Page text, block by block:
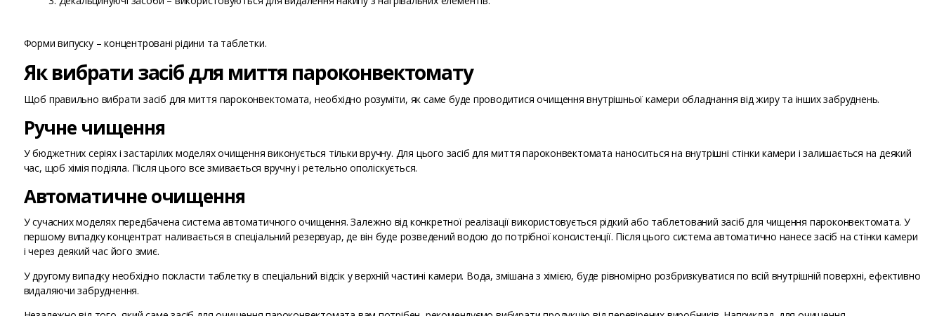
Форми випуску – концентровані рідини та таблетки.
Як вибрати засіб для миття пароконвектомату
Щоб правильно вибрати засіб для миття пароконвектомата, необхідно розуміти, як саме буде проводитися очищення внутрішньої камери обладнання від жиру та інших забруднень.
Ручне чищення
У бюджетних серіях і застарілих моделях очищення виконується тільки вручну. Для цього засіб для миття пароконвектомата наноситься на внутрішні стінки камери і залишається на деякий
час, щоб хімія подіяла. Після цього все змивається вручну і ретельно ополіскується.
Автоматичне очищення
У сучасних моделях передбачена система автоматичного очищення. Залежно від конкретної реалізації використовується рідкий або таблетований засіб для чищення пароконвектомата. У
першому випадку концентрат наливається в спеціальний резервуар, де він буде розведений водою до потрібної консистенції. Після цього система автоматично нанесе засіб на стінки камери
і через деякий час його змиє.
У другому випадку необхідно покласти таблетку в спеціальний відсік у верхній частині камери. Вода, змішана з хімією, буде рівномірно розбризкуватися по всій внутрішній поверхні, ефективно
видаляючи забруднення.